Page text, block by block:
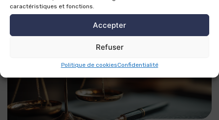
caractéristiques et fonctions.
Accepter
Refuser
Politique de cookiesConfidentialité